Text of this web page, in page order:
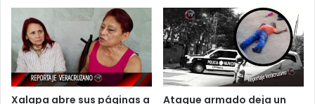
Xalapa abre sus páginas a
Ataque armado deja un